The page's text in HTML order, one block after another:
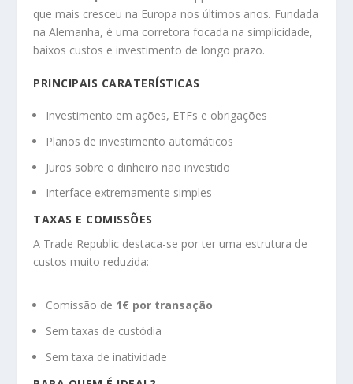
que mais cresceu na Europa nos últimos anos. Fundada
na Alemanha, é uma corretora focada na simplicidade,
baixos custos e investimento de longo prazo.
PRINCIPAIS CARATERÍSTICAS
Investimento em ações, ETFs e obrigações
Planos de investimento automáticos
Juros sobre o dinheiro não investido
Interface extremamente simples
TAXAS E COMISSÕES
A Trade Republic destaca-se por ter uma estrutura de
custos muito reduzida:
Comissão de 1€ por transação
Sem taxas de custódia
Sem taxa de inatividade